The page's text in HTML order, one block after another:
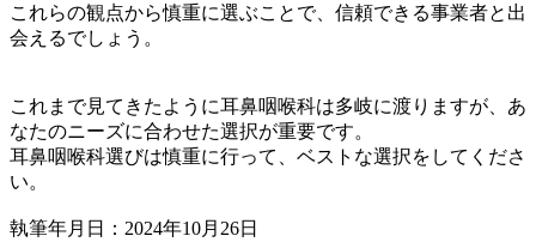
これらの観点から慎重に選ぶことで、信頼できる事業者と出
会えるでしょう。
これまで見てきたように耳鼻咽喉科は多岐に渡りますが、あ
なたのニーズに合わせた選択が重要です。
耳鼻咽喉科選びは慎重に行って、ベストな選択をしてくださ
い。
執筆年月日：2024年10月26日